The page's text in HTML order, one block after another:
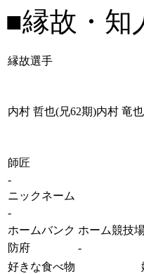
■縁故・知
縁故選手
内村 哲也(兄62期)内村 竜
師匠
-
ニックネーム
-
ホームバンク ホーム競技
防府
-
好きな食べ物